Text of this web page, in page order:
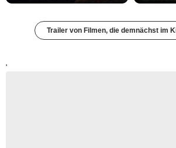
Trailer von Filmen, die demnächst im
'